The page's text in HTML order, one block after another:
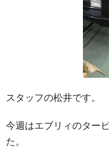
スタッフの松井です。
今週はエブリィのター
た。